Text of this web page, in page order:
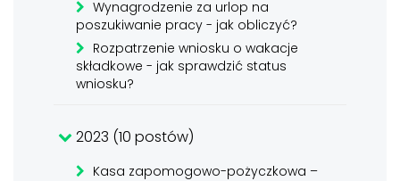
Wynagrodzenie za urlop na
poszukiwanie pracy - jak obliczyć?
Rozpatrzenie wniosku o wakacje
składkowe - jak sprawdzić status
wniosku?
2023 (10 postów)
Kasa zapomogowo-pożyczkowa –